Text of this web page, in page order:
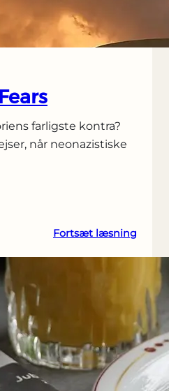
farligste kontra?
når neonazistiske
Fortsæt læsning
Sum
Of
All
Fears